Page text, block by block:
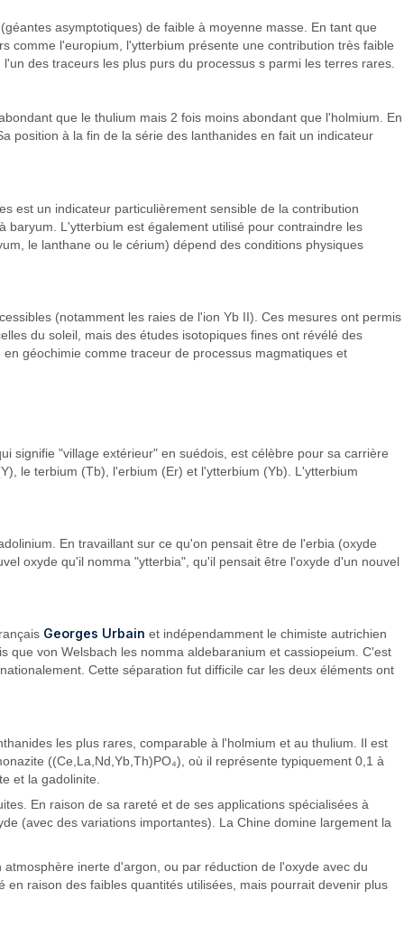
asymptotiques) de faible à moyenne masse. En tant que
comme l'europium, l'ytterbium présente une contribution très faible
des traceurs les plus purs du processus s parmi les terres rares.
que le thulium mais 2 fois moins abondant que l'holmium. En
position à la fin de la série des lanthanides en fait un indicateur
est un indicateur particulièrement sensible de la contribution
baryum. L'ytterbium est également utilisé pour contraindre les
le lanthane ou le cérium) dépend des conditions physiques
(notamment les raies de l'ion Yb II). Ces mesures ont permis
du soleil, mais des études isotopiques fines ont révélé des
géochimie comme traceur de processus magmatiques et
signifie "village extérieur" en suédois, est célèbre pour sa carrière
le terbium (Tb), l'erbium (Er) et l'ytterbium (Yb). L'ytterbium
En travaillant sur ce qu'on pensait être de l'erbia (oxyde
oxyde qu'il nomma "ytterbia", qu'il pensait être l'oxyde d'un nouvel
Georges Urbain et indépendamment le chimiste autrichien
von Welsbach les nomma aldebaranium et cassiopeium. C'est
Cette séparation fut difficile car les deux éléments ont
les plus rares, comparable à l'holmium et au thulium. Il est
((Ce,La,Nd,Yb,Th)PO₄), où il représente typiquement 0,1 à
et la gadolinite.
En raison de sa rareté et de ses applications spécialisées à
(avec des variations importantes). La Chine domine largement la
inerte d'argon, ou par réduction de l'oxyde avec du
raison des faibles quantités utilisées, mais pourrait devenir plus